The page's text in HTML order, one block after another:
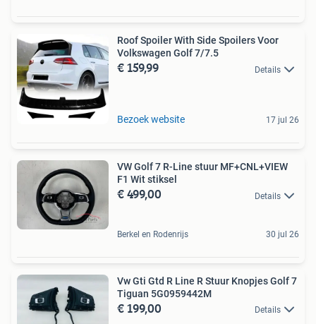
Roof Spoiler With Side Spoilers Voor
Volkswagen Golf 7/7.5
€ 159,99 Details
Bezoek website 17 jul 26
VW Golf 7 R-Line stuur MF+CNL+VIEW
F1 Wit stiksel
€ 499,00 Details
Berkel en Rodenrijs 30 jul 26
Vw Gti Gtd R Line R Stuur Knopjes Golf 7
Tiguan 5G0959442M
€ 199,00 Details